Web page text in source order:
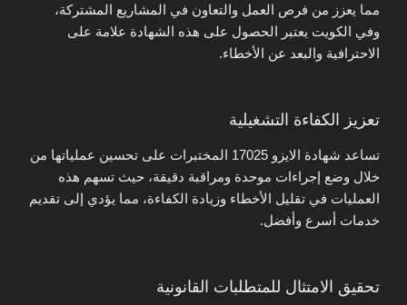
مما يعزز من فرص العمل والتعاون في المشاريع المشتركة،
وفي الكويت يعتبر الحصول على هذه الشهادة علامة على
الاحترافية والبعد عن الأخطاء.
تعزيز الكفاءة التشغيلية
تساعد شهادة الايزو 17025 المختبرات على تحسين عملياتها من
خلال وضع إجراءات موحدة ومراقبة دقيقة، حيث تسهم هذه
العمليات في تقليل الأخطاء وزيادة الكفاءة، مما يؤدي إلى تقديم
خدمات أسرع وأفضل.
تحقيق الامتثال للمتطلبات القانونية